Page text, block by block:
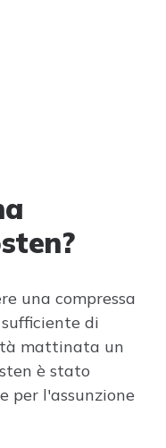
una compressa
di
mattinata un
è stato
per l'assunzione